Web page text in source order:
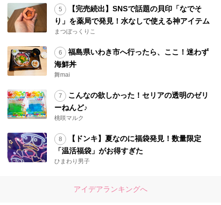
【完売続出】SNSで話題の貝印「なでそ
り」を薬局で発見！水なしで使える神アイテム
まつぼっくりこ
福島県いわき市へ行ったら、ここ！迷わず
海鮮丼
舞mai
こんなの欲しかった！セリアの透明のゼリ
ーねんど♪
桃咲マルク
【ドンキ】夏なのに福袋発見！数量限定
「温活福袋」がお得すぎた
ひまわり男子
アイデアランキングへ